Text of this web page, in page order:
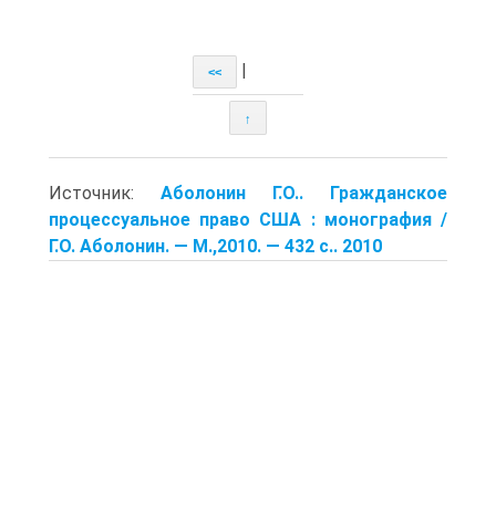
<<
↑
Источник: Аболонин Г.О.. Гражданское
процессуальное право США : монография /
Г.О. Аболонин. — М.,2010. — 432 с.. 2010